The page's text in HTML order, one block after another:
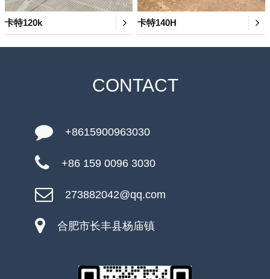
卡特120k 卡特140H
CONTACT
+8615900963030
+86 159 0096 3030
273882042@qq.com
合肥市长丰县杨庙镇